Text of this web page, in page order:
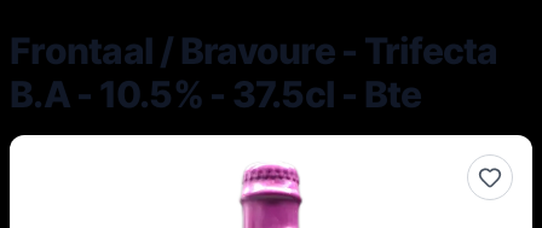
Frontaal / Bravoure - Trifecta
B.A - 10.5% - 37.5cl - Bte